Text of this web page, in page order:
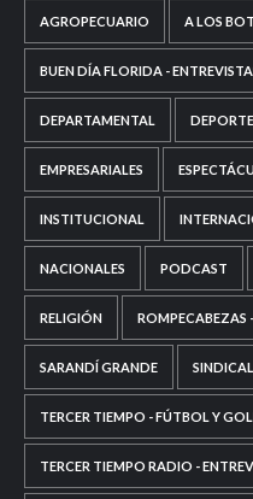
AGROPECUARIO A LOS
BUEN DÍA FLORIDA -
DEPARTAMENTAL
EMPRESARIALES
INSTITUCIONAL
NACIONALES PODCAST
RELIGIÓN ROMPECABEZAS
SARANDÍ GRANDE
TERCER TIEMPO - FÚTBOL Y
TERCER TIEMPO RADIO -